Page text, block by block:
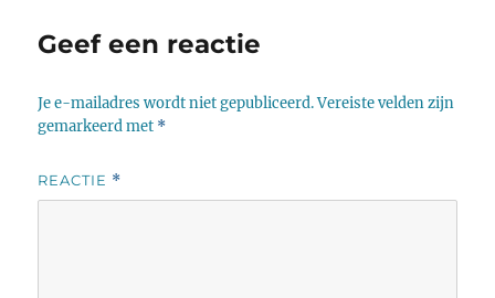
Geef een reactie
Je e-mailadres wordt niet gepubliceerd. Vereiste velden zijn
gemarkeerd met *
REACTIE *